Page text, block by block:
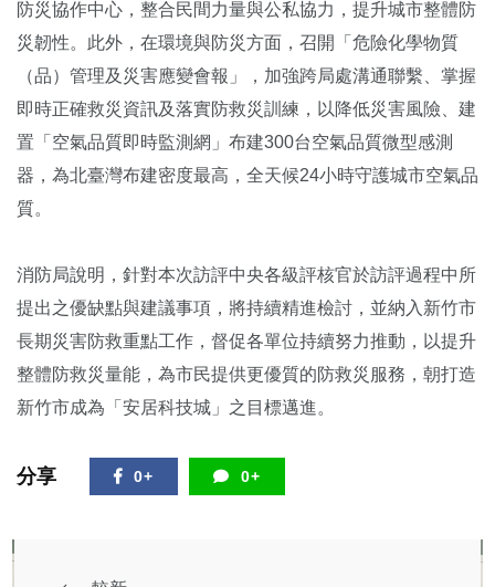
防災協作中心，整合民間力量與公私協力，提升城市整體防
災韌性。此外，在環境與防災方面，召開「危險化學物質
（品）管理及災害應變會報」，加強跨局處溝通聯繫、掌握
即時正確救災資訊及落實防救災訓練，以降低災害風險、建
置「空氣品質即時監測網」布建300台空氣品質微型感測
器，為北臺灣布建密度最高，全天候24小時守護城市空氣品
質。
消防局說明，針對本次訪評中央各級評核官於訪評過程中所
提出之優缺點與建議事項，將持續精進檢討，並納入新竹市
長期災害防救重點工作，督促各單位持續努力推動，以提升
整體防救災量能，為市民提供更優質的防救災服務，朝打造
新竹市成為「安居科技城」之目標邁進。
分享 0+ 0+